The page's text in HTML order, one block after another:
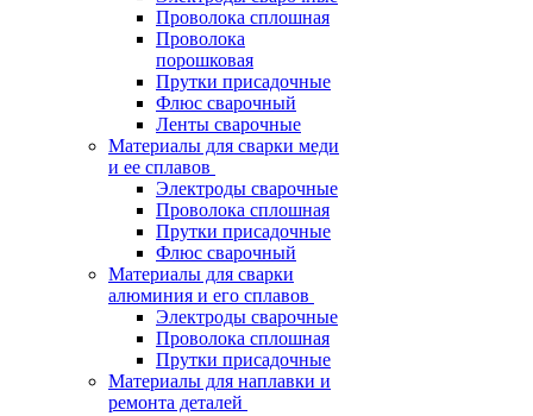
Проволока сплошная
Проволока
порошковая
Прутки присадочные
Флюс сварочный
Ленты сварочные
Материалы для сварки меди
и ее сплавов
Электроды сварочные
Проволока сплошная
Прутки присадочные
Флюс сварочный
Материалы для сварки
алюминия и его сплавов
Электроды сварочные
Проволока сплошная
Прутки присадочные
Материалы для наплавки и
ремонта деталей